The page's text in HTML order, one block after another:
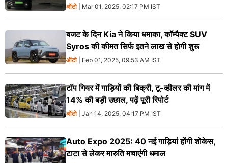
ऑटो| Mar 01, 2025, 02:17 PM IST
बजट के दिन Kia ने किया धमाका, कॉम्पैक्ट SUV
Syros की कीमत सिर्फ इतने लाख से होगी शुरू
ऑटो| Feb 01, 2025, 09:53 AM IST
टॉप गियर में गाड़ियों की बिक्री, टू-व्हीलर की मांग में
14% की बड़ी उछाल, पढ़ें पूरी रिपोर्ट
ऑटो| Jan 14, 2025, 04:17 PM IST
Auto Expo 2025: 40 नई गाड़ियां होंगी शोकेस,
टाटा से लेकर मारुति मचाएंगी धमाल